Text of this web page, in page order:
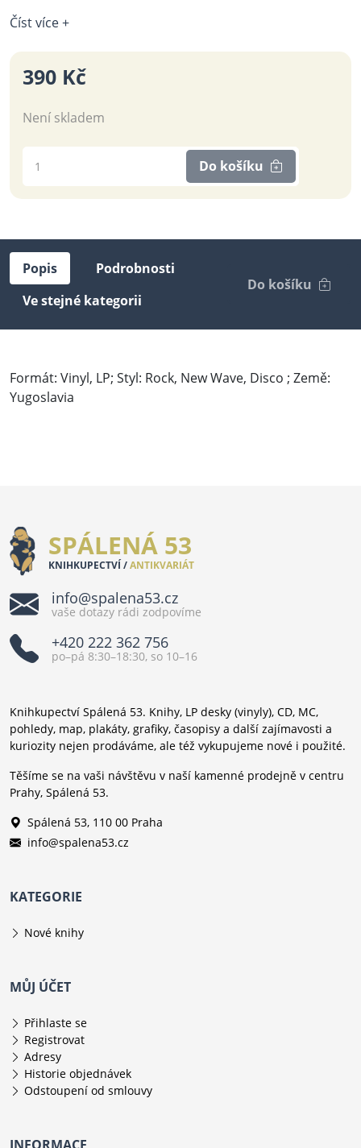
Číst více +
390 Kč
Není skladem
Do košíku
Popis
Podrobnosti
Ve stejné kategorii
Do košíku
Formát: Vinyl, LP; Styl: Rock, New Wave, Disco ; Země:
Yugoslavia
SPÁLENÁ 53
KNIHKUPECTVÍ /ANTIKVARIÁT
info@spalena53.cz
vaše dotazy rádi zodpovíme
+420 222 362 756
po–pá 8:30–18:30, so 10–16
Knihkupectví Spálená 53. Knihy, LP desky (vinyly), CD, MC,
pohledy, map, plakáty, grafiky, časopisy a další zajímavosti a
kuriozity nejen prodáváme, ale též vykupujeme nové i použité.
Těšíme se na vaši návštěvu v naší kamenné prodejně v centru
Prahy, Spálená 53.
Spálená 53, 110 00 Praha
info@spalena53.cz
KATEGORIE
Nové knihy
MŮJ ÚČET
Přihlaste se
Registrovat
Adresy
Historie objednávek
Odstoupení od smlouvy